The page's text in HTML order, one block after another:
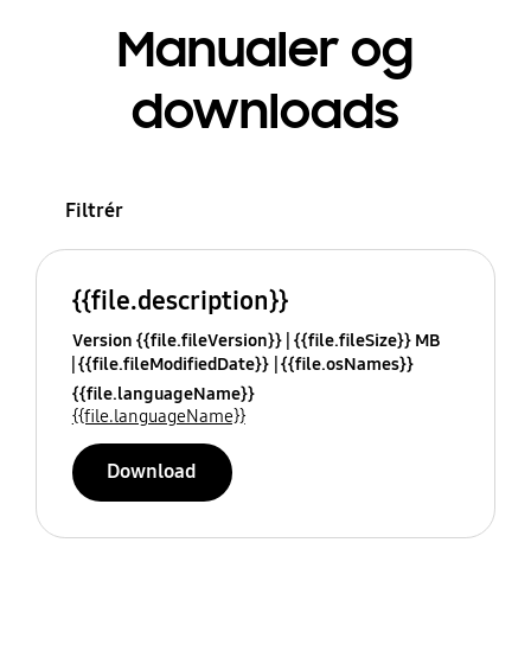
Manualer og
downloads
Filtrér
{{file.description}}
Version {{file.fileVersion}} {{file.fileSize}} MB
{{file.fileModifiedDate}} {{file.osNames}}
{{file.languageName}}
{{file.languageName}}
Download